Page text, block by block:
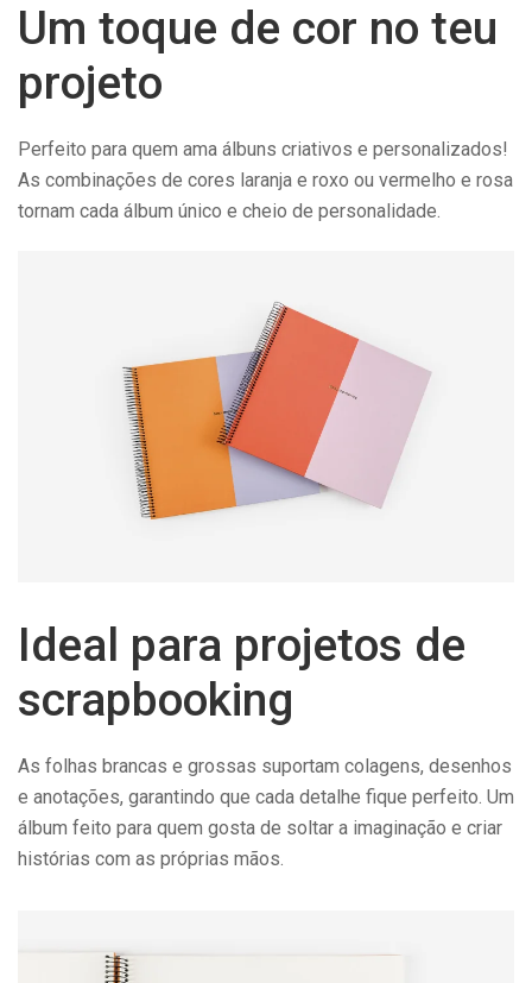
Um toque de cor no teu
projeto
Perfeito para quem ama álbuns criativos e personalizados!
As combinações de cores laranja e roxo ou vermelho e rosa
tornam cada álbum único e cheio de personalidade.
Ideal para projetos de
scrapbooking
As folhas brancas e grossas suportam colagens, desenhos
e anotações, garantindo que cada detalhe fique perfeito. Um
álbum feito para quem gosta de soltar a imaginação e criar
histórias com as próprias mãos.